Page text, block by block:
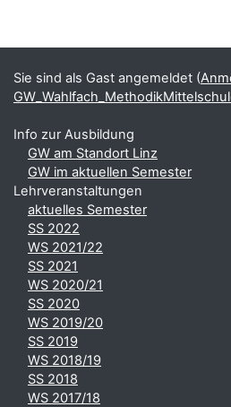
Ergänzungsblöcke
Sie sind als Gast angemeldet (
Info zur Ausbildung
GW am Standort Linz
GW im aktuellen Semester
Lehrveranstaltungen
aktuelles Semester
SS 2022
WS 2021/22
SS 2021
WS 2020/21
SS 2020
WS 2019/20
SS 2019
WS 2018/19
SS 2018
WS 2017/18